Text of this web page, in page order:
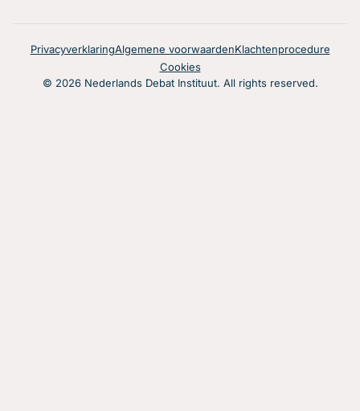
PrivacyverklaringAlgemene voorwaardenKlachtenprocedure
Cookies
© 2026 Nederlands Debat Instituut. All rights reserved.